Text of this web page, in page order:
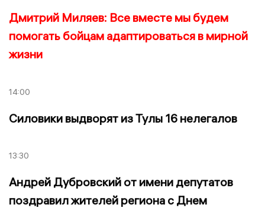
Дмитрий Миляев: Все вместе мы будем
помогать бойцам адаптироваться в мирной
жизни
14:00
Силовики выдворят из Тулы 16 нелегалов
13:30
Андрей Дубровский от имени депутатов
поздравил жителей региона с Днем